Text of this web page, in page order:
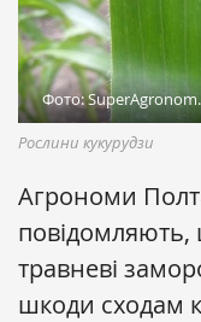
Фото:
Рослини кукурудзи
Агрономи
травневі
шкоди сходам